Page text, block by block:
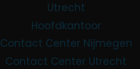
Utrecht
Hoofdkantoor
Contact Center Nijmegen
Contact Center Utrecht